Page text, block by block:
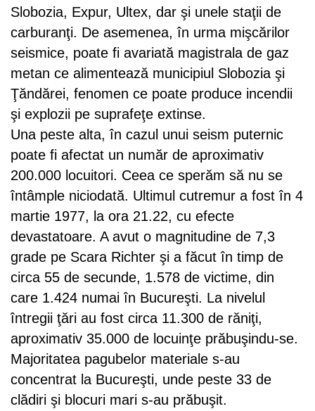
Slobozia, Expur, Ultex, dar şi unele staţii de
carburanţi. De asemenea, în urma mişcărilor
seismice, poate fi avariată magistrala de gaz
metan ce alimentează municipiul Slobozia şi
Ţăndărei, fenomen ce poate produce incendii
şi explozii pe suprafeţe extinse.
Una peste alta, în cazul unui seism puternic
poate fi afectat un număr de aproximativ
200.000 locuitori. Ceea ce sperăm să nu se
întâmple niciodată. Ultimul cutremur a fost în 4
martie 1977, la ora 21.22, cu efecte
devastatoare. A avut o magnitudine de 7,3
grade pe Scara Richter şi a făcut în timp de
circa 55 de secunde, 1.578 de victime, din
care 1.424 numai în Bucureşti. La nivelul
întregii ţări au fost circa 11.300 de răniţi,
aproximativ 35.000 de locuinţe prăbuşindu-se.
Majoritatea pagubelor materiale s-au
concentrat la Bucureşti, unde peste 33 de
clădiri şi blocuri mari s-au prăbuşit.